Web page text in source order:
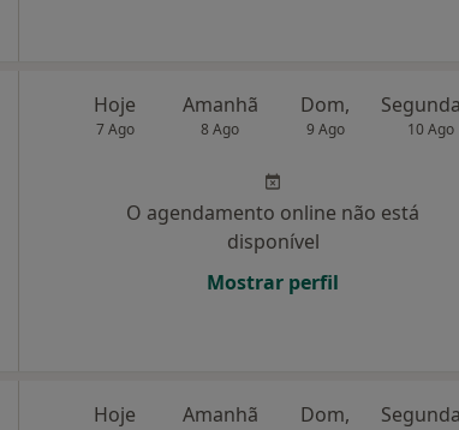
Hoje
7 Ago
Amanhã
8 Ago
Dom,
9 Ago 10 Ago
O agendamento online não está
disponível
Mostrar perfil
Hoje Amanhã Dom,